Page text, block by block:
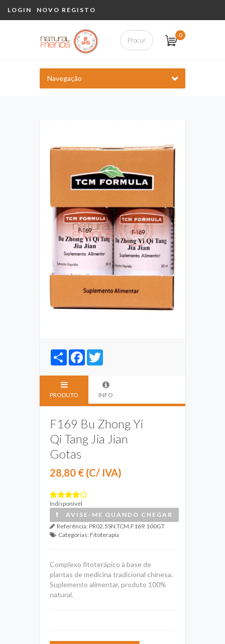
LOGIN NOVO REGISTO
0
Navegação
Share Facebook
PRODUTO INFO
F169 Bu Zhong Yi
Qi Tang Jia Jian
Gotas
28,80 € (C/ IVA)
Indisponível
AVISE-ME QUANDO CHEGAR
Referência: PR02.5SN.TCM.F169.100GT
Categorias: Fitoterapia
Complexo fitoterápico à base de
plantas de medicina tradicional chinesa.
Suplemento alimentar, produto 100%
natural.